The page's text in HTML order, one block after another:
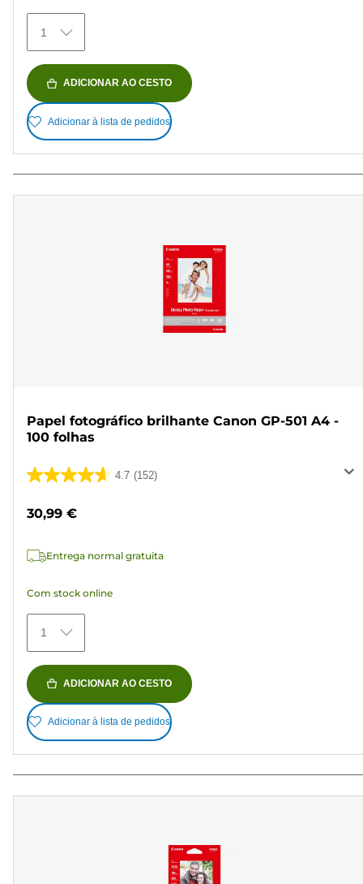
1
ADICIONAR AO CESTO
Adicionar à lista de pedidos
Papel fotográfico brilhante Canon GP-501 A4 -
100 folhas
4.7 (152)
4.7
5
152
30,99 €
Entrega normal gratuita
Com stock online
1
ADICIONAR AO CESTO
Adicionar à lista de pedidos